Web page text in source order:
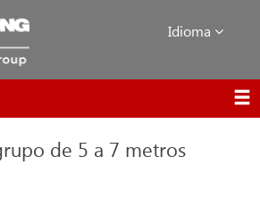
Idioma
de 5 a 7 metros